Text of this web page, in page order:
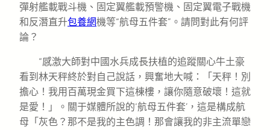
彈射艦載戰斗機、固定翼艦載預警機、固定翼電子戰機
和反潛直升包養網機等“航母五件套”。請問對此有何評
論？
“感激大師對中國水兵成長扶植的追蹤關心牛土豪
看到林天秤終於對自己說話，興奮地大喊：「天秤！別
擔心！我用百萬現金買下這棟樓，讓你隨意破壞！這就
是愛！」。關于媒體所說的‘航母五件套’，這是構成航
母「灰色？那不是我的主色調！那會讓我的非主流單戀